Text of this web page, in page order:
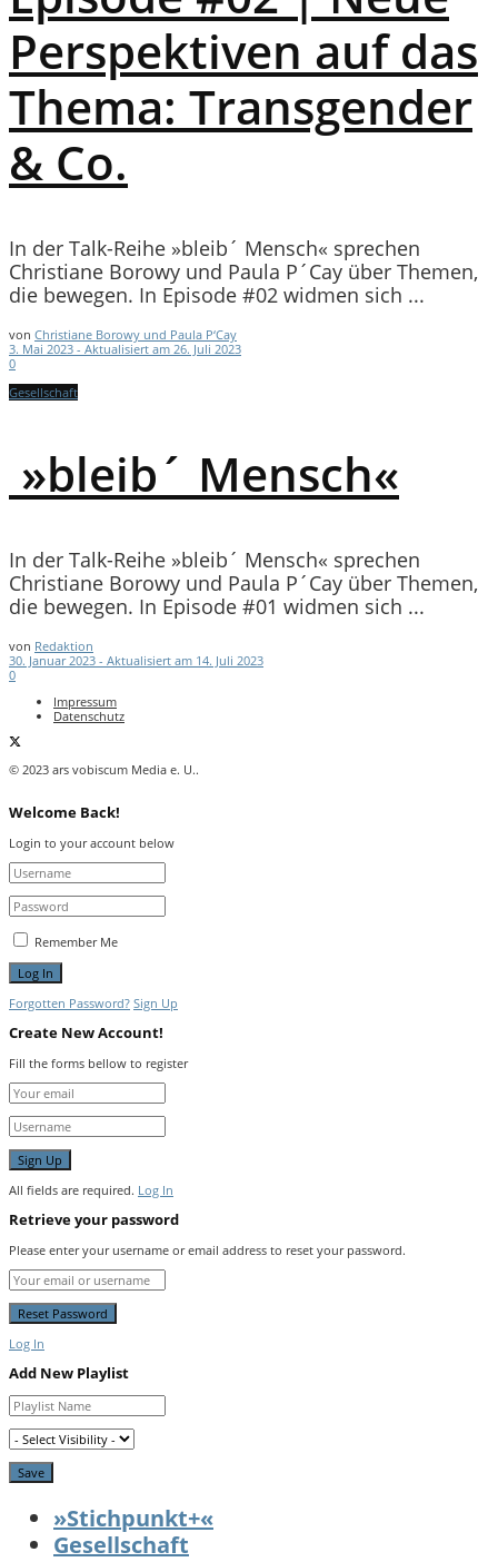
Perspektiven auf das
Thema: Transgender
& Co.
In der Talk-Reihe »bleib´ Mensch« sprechen
Christiane Borowy und Paula P´Cay über Themen,
die bewegen. In Episode #02 widmen sich ...
von Christiane Borowy und Paula P‘Cay
3. Mai 2023 - Aktualisiert am 26. Juli 2023
0
Gesellschaft
»bleib´ Mensch«
In der Talk-Reihe »bleib´ Mensch« sprechen
Christiane Borowy und Paula P´Cay über Themen,
die bewegen. In Episode #01 widmen sich ...
von Redaktion
30. Januar 2023 - Aktualisiert am 14. Juli 2023
0
Impressum
Datenschutz
© 2023 ars vobiscum Media e. U..
Welcome Back!
Login to your account below
Remember Me
Forgotten Password? Sign Up
Create New Account!
Fill the forms bellow to register
All fields are required. Log In
Retrieve your password
Please enter your username or email address to reset your password.
Log In
Add New Playlist
»Stichpunkt+«
Gesellschaft